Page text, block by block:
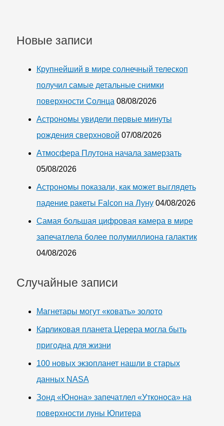
Новые записи
Крупнейший в мире солнечный телескоп
получил самые детальные снимки
поверхности Солнца 08/08/2026
Астрономы увидели первые минуты
рождения сверхновой 07/08/2026
Атмосфера Плутона начала замерзать
05/08/2026
Астрономы показали, как может выглядеть
падение ракеты Falcon на Луну 04/08/2026
Самая большая цифровая камера в мире
запечатлела более полумиллиона галактик
04/08/2026
Случайные записи
Магнетары могут «‎ковать» золото
Карликовая планета Церера могла быть
пригодна для жизни
100 новых экзопланет нашли в старых
данных NASA
Зонд «Юнона» запечатлел «Утконоса» на
поверхности луны Юпитера